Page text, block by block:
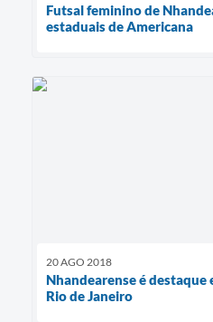
Futsal feminino de
estaduais de Americana
20 AGO 2018
Nhandearense é
Rio de Janeiro